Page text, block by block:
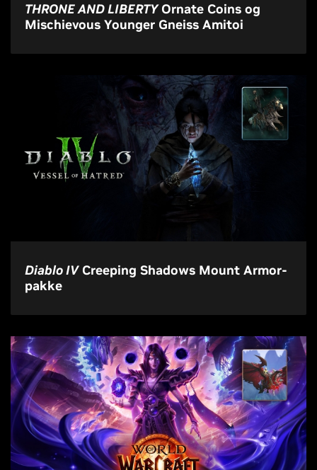
THRONE AND LIBERTYOrnate Coins og
Mischievous Younger Gneiss Amitoi
Diablo IVCreeping Shadows Mount Armor-
pakke